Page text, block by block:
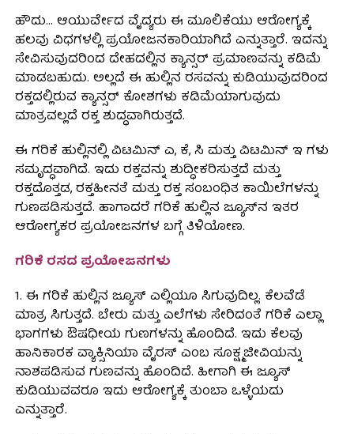
ಹೌದು… ಆಯುರ್ವೇದ ವೈದ್ಯರು ಈ ಮೂಲಿಕೆಯು ಆರೋಗ್ಯಕ್ಕೆ
ಹಲವು ವಿಧಗಳಲ್ಲಿ ಪ್ರಯೋಜನಕಾರಿಯಾಗಿದೆ ಎನ್ನುತ್ತಾರೆ. ಇದನ್ನು
ಸೇವಿಸುವುದರಿಂದ ದೇಹದಲ್ಲಿನ ಕ್ಯಾನ್ಸರ್ ಪ್ರಮಾಣವನ್ನು ಕಡಿಮೆ
ಮಾಡಬಹುದು. ಅಲ್ಲದೆ ಈ ಹುಲ್ಲಿನ ರಸವನ್ನು ಕುಡಿಯುವುದರಿಂದ
ರಕ್ತದಲ್ಲಿರುವ ಕ್ಯಾನ್ಸರ್ ಕೋಶಗಳು ಕಡಿಮೆಯಾಗುವುದು
ಮಾತ್ರವಲ್ಲದೆ ರಕ್ತ ಶುದ್ಧವಾಗಿರುತ್ತದೆ.
ಈ ಗರಿಕೆ ಹುಲ್ಲಿನಲ್ಲಿ ವಿಟಮಿನ್ ಎ, ಕೆ, ಸಿ ಮತ್ತು ವಿಟಮಿನ್ ಇ ಗಳು
ಸಮೃದ್ಧವಾಗಿದೆ. ಇದು ರಕ್ತವನ್ನು ಶುದ್ಧೀಕರಿಸುತ್ತದೆ ಮತ್ತು
ರಕ್ತದೊತ್ತಡ, ರಕ್ತಹೀನತೆ ಮತ್ತು ರಕ್ತ ಸಂಬಂಧಿತ ಕಾಯಿಲೆಗಳನ್ನು
ಗುಣಪಡಿಸುತ್ತದೆ. ಹಾಗಾದರೆ ಗರಿಕೆ ಹುಲ್ಲಿನ ಜ್ಯೂಸ್‌ನ ಇತರ
ಆರೋಗ್ಯಕರ ಪ್ರಯೋಜನಗಳ ಬಗ್ಗೆ ತಿಳಿಯೋಣ.
ಗರಿಕೆ ರಸದ ಪ್ರಯೋಜನಗಳು
1. ಈ ಗರಿಕೆ ಹುಲ್ಲಿನ ಜ್ಯೂಸ್ ಎಲ್ಲಿಯೂ ಸಿಗುವುದಿಲ್ಲ. ಕೆಲವೆಡೆ
ಮಾತ್ರ ಸಿಗುತ್ತದೆ. ಬೇರು ಮತ್ತು ಎಲೆಗಳು ಸೇರಿದಂತೆ ಗರಿಕೆ ಎಲ್ಲಾ
ಭಾಗಗಳು ಔಷಧೀಯ ಗುಣಗಳನ್ನು ಹೊಂದಿದೆ. ಇದು ಕೆಲವು
ಹಾನಿಕಾರಕ ವ್ಯಾಕ್ಸಿನಿಯಾ ವೈರಸ್ ಎಂಬ ಸೂಕ್ಷ್ಮಜೀವಿಯನ್ನು
ನಾಶಪಡಿಸುವ ಗುಣವನ್ನು ಹೊಂದಿದೆ. ಹೀಗಾಗಿ ಈ ಜ್ಯೂಸ್
ಕುಡಿಯುವವರೂ ಇದು ಆರೋಗ್ಯಕ್ಕೆ ತುಂಬಾ ಒಳ್ಳೆಯದು
ಎನ್ನುತ್ತಾರೆ.